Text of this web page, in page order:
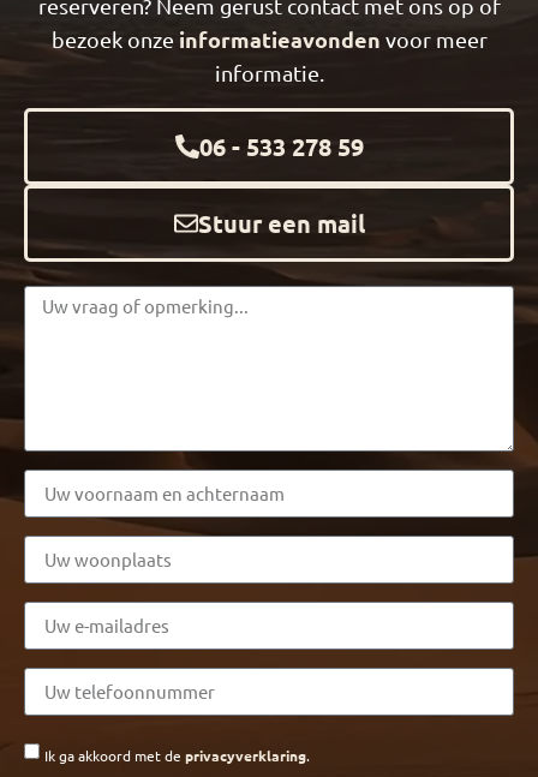
reserveren? Neem gerust contact met ons op of
bezoek onze informatieavonden voor meer
informatie.
06 - 533 278 59
Stuur een mail
Ik ga akkoord met de privacyverklaring.